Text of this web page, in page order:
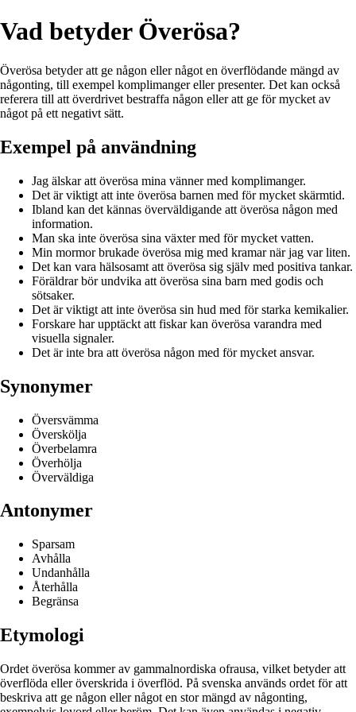
Vad betyder Överösa?
Överösa betyder att ge någon eller något en överflödande mängd av
någonting, till exempel komplimanger eller presenter. Det kan också
referera till att överdrivet bestraffa någon eller att ge för mycket av
något på ett negativt sätt.
Exempel på användning
Jag älskar att överösa mina vänner med komplimanger.
Det är viktigt att inte överösa barnen med för mycket skärmtid.
Ibland kan det kännas överväldigande att överösa någon med
information.
Man ska inte överösa sina växter med för mycket vatten.
Min mormor brukade överösa mig med kramar när jag var liten.
Det kan vara hälsosamt att överösa sig själv med positiva tankar.
Föräldrar bör undvika att överösa sina barn med godis och
sötsaker.
Det är viktigt att inte överösa sin hud med för starka kemikalier.
Forskare har upptäckt att fiskar kan överösa varandra med
visuella signaler.
Det är inte bra att överösa någon med för mycket ansvar.
Synonymer
Översvämma
Överskölja
Överbelamra
Överhölja
Överväldiga
Antonymer
Sparsam
Avhålla
Undanhålla
Återhålla
Begränsa
Etymologi
Ordet överösa kommer av gammalnordiska ofrausa, vilket betyder att
överflöda eller överskrida i överflöd. På svenska används ordet för att
beskriva att ge någon eller något en stor mängd av någonting,